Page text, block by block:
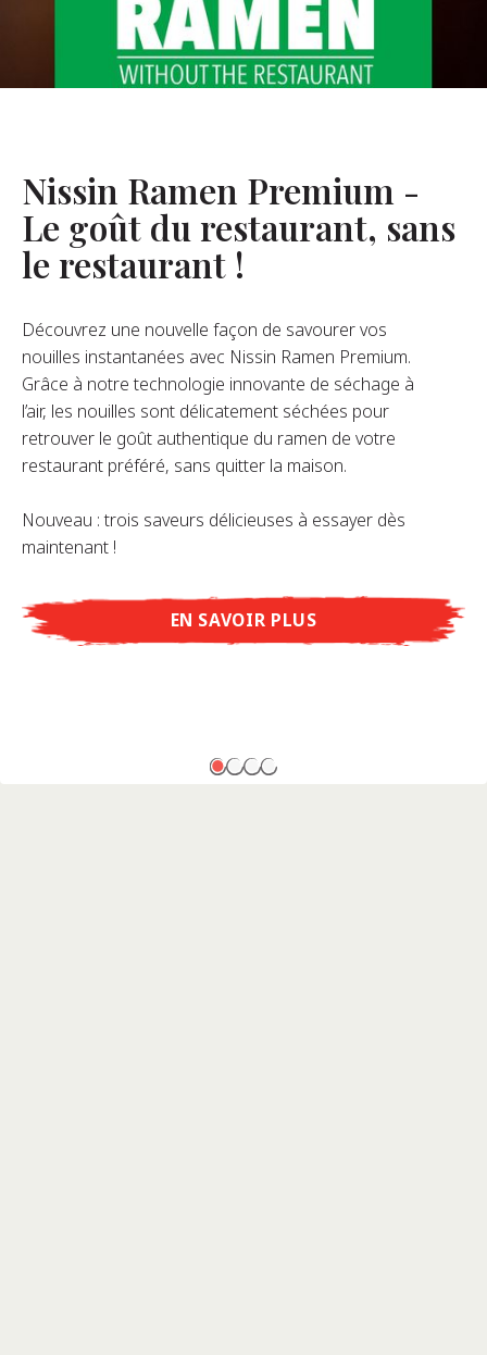
De Nous
FAQ
Nissin Ramen Premium -
Le goût du restaurant, sans
le restaurant !
Découvrez une nouvelle façon de savourer vos
nouilles instantanées avec Nissin Ramen Premium.
Grâce à notre technologie innovante de séchage à
l’air, les nouilles sont délicatement séchées pour
retrouver le goût authentique du ramen de votre
restaurant préféré, sans quitter la maison.
Nouveau : trois saveurs délicieuses à essayer dès
maintenant !
EN SAVOIR PLUS